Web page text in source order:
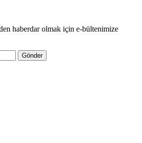
haberdar olmak için e-bültenimize
Gönder